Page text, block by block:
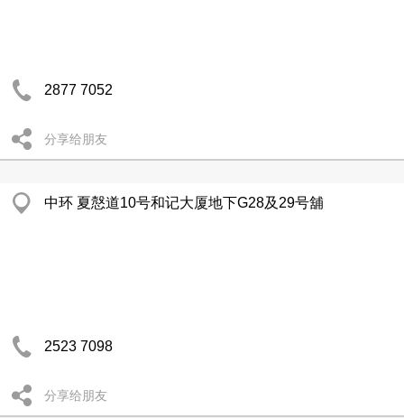
2877 7052
分享给朋友
中环 夏慤道10号和记大厦地下G28及29号舖
2523 7098
分享给朋友